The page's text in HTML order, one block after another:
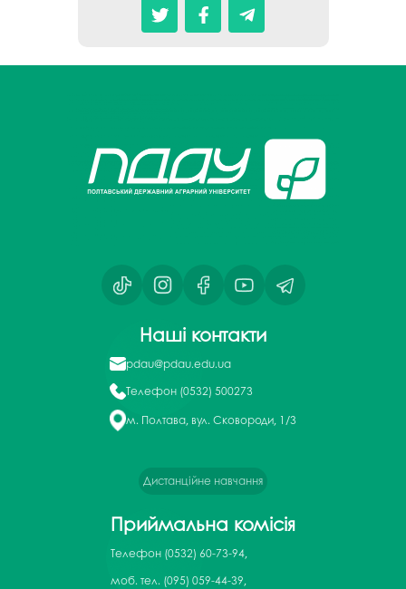
Наші контакти
pdau@pdau.edu.ua
Телефон (0532) 500273
м. Полтава, вул. Сковороди, 1/3
Дистанційне навчання
Приймальна комісія
Телефон (0532) 60-73-94,
моб. тел. (095) 059-44-39,